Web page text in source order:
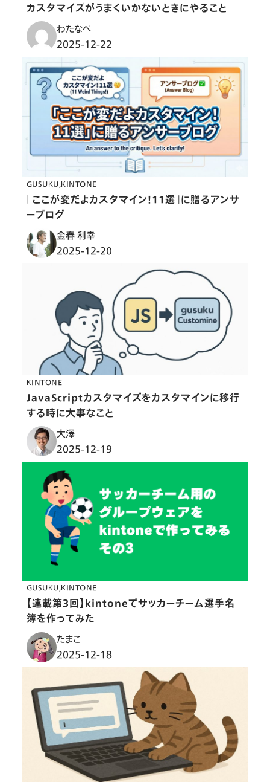
カスタマイズがうまくいかないときにやること
わたなべ
2025-12-22
GUSUKU KINTONE
「ここが変だよカスタマイン！11選」に贈るアンサ
ーブログ
金春 利幸
2025-12-20
KINTONE
JavaScriptカスタマイズをカスタマインに移行
する時に大事なこと
大澤
2025-12-19
GUSUKU KINTONE
【連載第3回】kintoneでサッカーチーム選手名
簿を作ってみた
たまこ
2025-12-18